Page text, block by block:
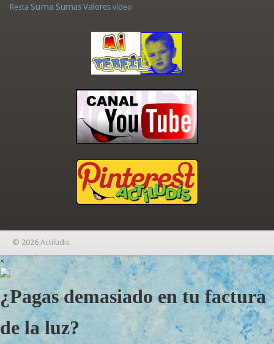
Resta Suma Sumas Valores vídeo
© 2026 Actiludis
×
¿Pagas demasiado en tu factura
de la luz?